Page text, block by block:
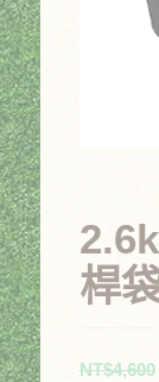
桿
NT$4,600